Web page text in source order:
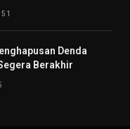
51
Denda
Berakhir